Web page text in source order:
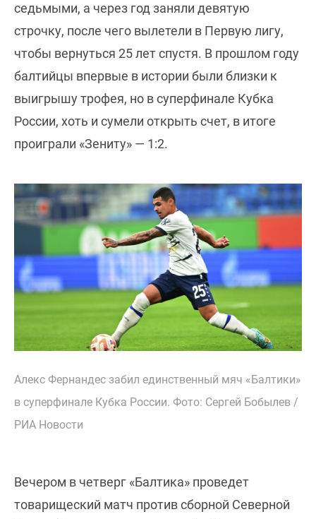
седьмыми, а через год заняли девятую
строчку, после чего вылетели в Первую лигу,
чтобы вернуться 25 лет спустя. В прошлом году
балтийцы впервые в истории были близки к
выигрышу трофея, но в суперфинале Кубка
России, хоть и сумели открыть счет, в итоге
проиграли «Зениту» — 1:2.
Алекс Фернандес забил единственный мяч «Балтики»
в суперфинале Кубка России. Фото: Сергей Бобылев /
РИА Новости
Вечером в четверг «Балтика» проведет
товарищеский матч против сборной Северной